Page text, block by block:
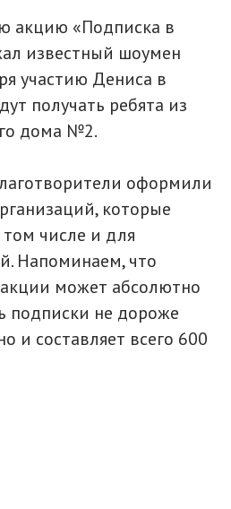
акцию «Подписка в
известный шоумен
участию Дениса в
получать ребята из
дома №2.
оформили
которые
числе и для
Напоминаем, что
акции может абсолютно
подписки не дороже
и составляет всего 600